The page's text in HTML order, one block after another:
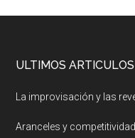
ULTIMOS ARTICULOS
La improvisación y las
Aranceles y